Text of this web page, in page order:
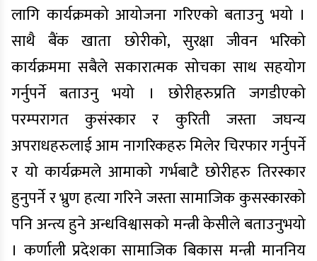
लागि कार्यक्रमको आयोजना गरिएको बताउनु भयो ।
साथै बैंक खाता छोरीको, सुरक्षा जीवन भरिको
कार्यक्रममा सबैले सकारात्मक सोचका साथ सहयोग
गर्नुपर्ने बताउनु भयो । छोरीहरुप्रति जगडीएको
परम्परागत कुसंस्कार र कुरिती जस्ता जघन्य
अपराधहरुलाई आम नागरिकहरु मिलेर चिरफार गर्नुपर्ने
र यो कार्यक्रमले आमाको गर्भबाटै छोरीहरु तिरस्कार
हुनुपर्ने र भ्रुण हत्या गरिने जस्ता सामाजिक कुसस्कारको
पनि अन्त्य हुने अन्धविश्वासको मन्त्री केसीले बताउनुभयो
। कर्णाली प्रदेशका सामाजिक बिकास मन्त्री माननिय